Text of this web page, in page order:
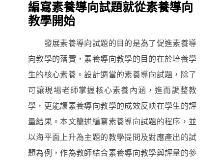
編寫素養導向試題就從素養導向
教學開始
發展素養導向試題的目的是為了促進素養導
向教學的落實，素養導向教學的目的在於培養學
生的核心素養。設計適當的素養導向試題，除了
可讓現場老師掌握核心素養內涵，進而調整教
學，更能讓素養導向教學的成效反映在學生的評
量結果。本文簡述編寫素養導向試題的程序，並
以海平面上升為主題的教學提問及對應產出的試
題為例，作為教師結合素養導向教學與評量的參